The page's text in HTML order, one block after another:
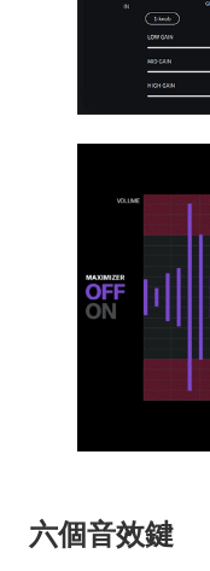
六個音效鍵